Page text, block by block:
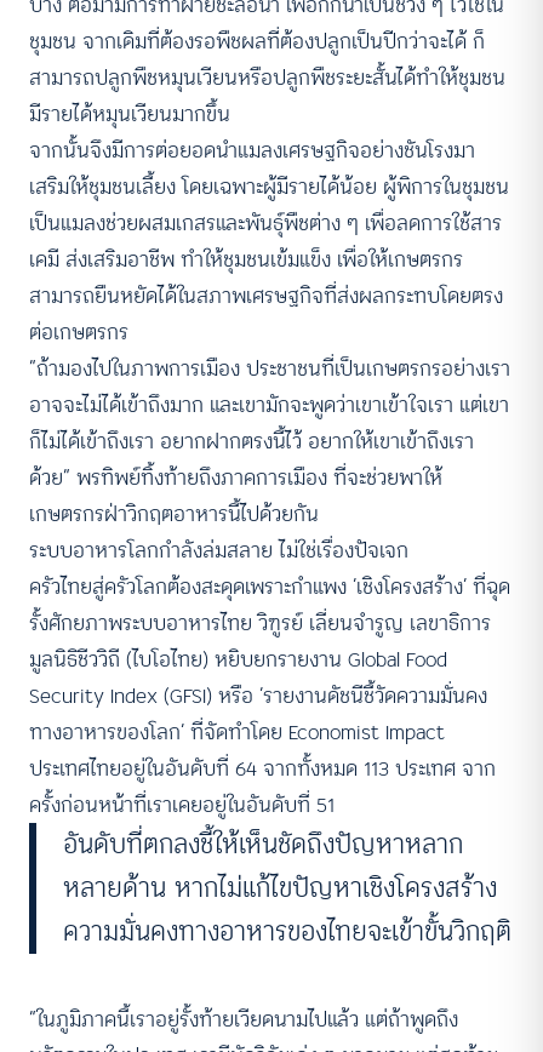
ชุมชน จากเดิมที่ต้องรอพืชผลที่ต้องปลูกเป็นปีกว่าจะได้ ก็
สามารถปลูกพืชหมุนเวียนหรือปลูกพืชระยะสั้นได้ทำให้ชุมชน
มีรายได้หมุนเวียนมากขึ้น
จากนั้นจึงมีการต่อยอดนำแมลงเศรษฐกิจอย่างชันโรงมา
เสริมให้ชุมชนเลี้ยง โดยเฉพาะผู้มีรายได้น้อย ผู้พิการในชุมชน
เป็นแมลงช่วยผสมเกสรและพันธุ์พืชต่าง ๆ เพื่อลดการใช้สาร
เคมี ส่งเสริมอาชีพ ทำให้ชุมชนเข้มแข็ง เพื่อให้เกษตรกร
สามารถยืนหยัดได้ในสภาพเศรษฐกิจที่ส่งผลกระทบโดยตรง
ต่อเกษตรกร
“ถ้ามองไปในภาพการเมือง ประชาชนที่เป็นเกษตรกรอย่างเรา
อาจจะไม่ได้เข้าถึงมาก และเขามักจะพูดว่าเขาเข้าใจเรา แต่เขา
ก็ไม่ได้เข้าถึงเรา อยากฝากตรงนี้ไว้ อยากให้เขาเข้าถึงเรา
ด้วย” พรทิพย์ทิ้งท้ายถึงภาคการเมือง ที่จะช่วยพาให้
เกษตรกรฝ่าวิกฤตอาหารนี้ไปด้วยกัน
ระบบอาหารโลกกำลังล่มสลาย ไม่ใช่เรื่องปัจเจก
ครัวไทยสู่ครัวโลกต้องสะดุดเพราะกำแพง ‘เชิงโครงสร้าง’ ที่ฉุด
รั้งศักยภาพระบบอาหารไทย วิฑูรย์ เลี่ยนจำรูญ เลขาธิการ
มูลนิธิชีววิถี (ไบโอไทย) หยิบยกรายงาน Global Food
Security Index (GFSI) หรือ ‘รายงานดัชนีชี้วัดความมั่นคง
ทางอาหารของโลก’ ที่จัดทำโดย Economist Impact
ประเทศไทยอยู่ในอันดับที่ 64 จากทั้งหมด 113 ประเทศ จาก
ครั้งก่อนหน้าที่เราเคยอยู่ในอันดับที่ 51
อันดับที่ตกลงชี้ให้เห็นชัดถึงปัญหาหลาก
หลายด้าน หากไม่แก้ไขปัญหาเชิงโครงสร้าง
ความมั่นคงทางอาหารของไทยจะเข้าขั้นวิกฤติ
“ในภูมิภาคนี้เราอยู่รั้งท้ายเวียดนามไปแล้ว แต่ถ้าพูดถึง